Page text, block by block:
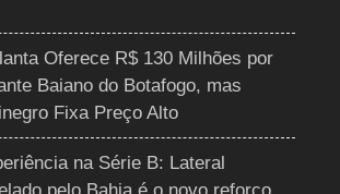
Oferece R$ 130 Milhões por
Baiano do Botafogo, mas
Fixa Preço Alto
na Série B: Lateral